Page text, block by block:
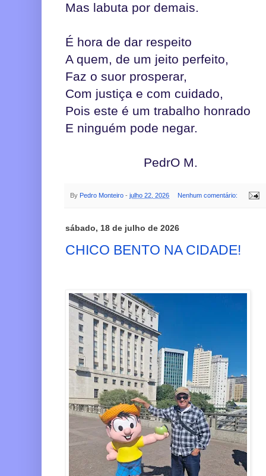
Mas labuta por demais.
É hora de dar respeito
A quem, de um jeito perfeito,
Faz o suor prosperar,
Com justiça e com cuidado,
Pois este é um trabalho honrado
E ninguém pode negar.
PedrO M.
By Pedro Monteiro - julho 22, 2026 Nenhum comentário:
sábado, 18 de julho de 2026
CHICO BENTO NA CIDADE!